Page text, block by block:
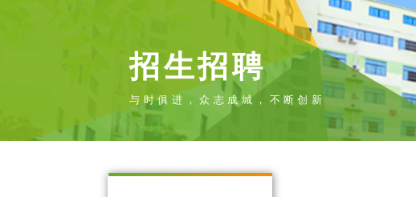
招生招聘
与时俱进，众志成城，不断创新